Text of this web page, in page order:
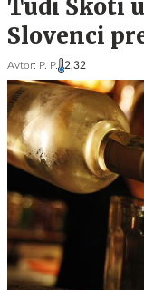
Tudi Škoti
Slovenci
Avtor: P. P. 2,32